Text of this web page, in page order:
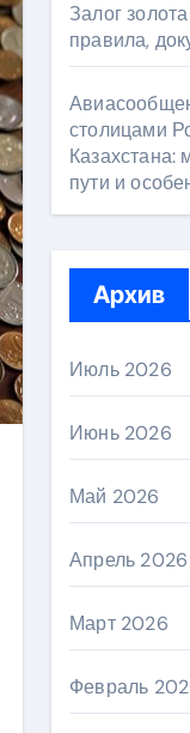
Залог
правила,
столицами
пути и
Архив
Июль 2026
Июнь 2026
Май 2026
Апрель 2026
Март 2026
Февраль